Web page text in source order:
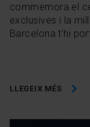
commemora el
exclusives i la
Barcelona t'hi
LLEGEIX MÉS